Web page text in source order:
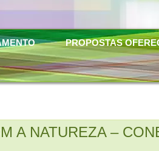
PROPOSTAS
A NATUREZA –